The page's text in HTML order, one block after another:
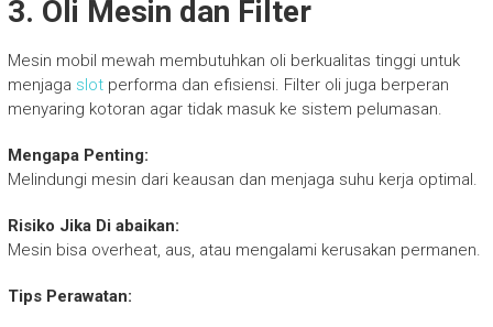
3. Oli Mesin dan Filter
Mesin mobil mewah membutuhkan oli berkualitas tinggi untuk
menjaga slotperforma dan efisiensi. Filter oli juga berperan
menyaring kotoran agar tidak masuk ke sistem pelumasan.
Mengapa Penting:
Melindungi mesin dari keausan dan menjaga suhu kerja optimal.
Risiko Jika Di abaikan:
Mesin bisa overheat, aus, atau mengalami kerusakan permanen.
Tips Perawatan: